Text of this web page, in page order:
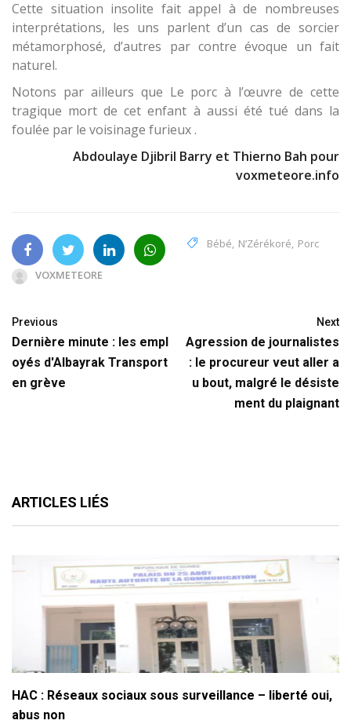
Cette situation insolite fait appel à de nombreuses
interprétations, les uns parlent d’un cas de sorcier
métamorphosé, d’autres par contre évoque un fait
naturel.
Notons par ailleurs que Le porc à l’œuvre de cette
tragique mort de cet enfant à aussi été tué dans la
foulée par le voisinage furieux .
Abdoulaye Djibril Barry et Thierno Bah pour
voxmeteore.info
Bébé, N’Zérékoré, Porc
VOXMETEORE
Previous
Dernière minute : les empl
oyés d'Albayrak Transport
en grève
Next
Agression de journalistes
: le procureur veut aller a
u bout, malgré le désiste
ment du plaignant
ARTICLES LIÉS
HAC : Réseaux sociaux sous surveillance – liberté oui,
abus non